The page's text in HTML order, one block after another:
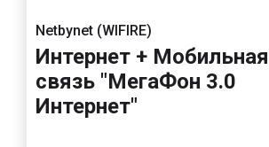
Netbynet (WIFIRE)
Интернет + Мобильная
связь "МегаФон 3.0
Интернет"